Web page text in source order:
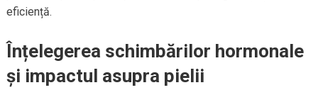
eficiență.
Înțelegerea schimbărilor hormonale
și impactul asupra pielii